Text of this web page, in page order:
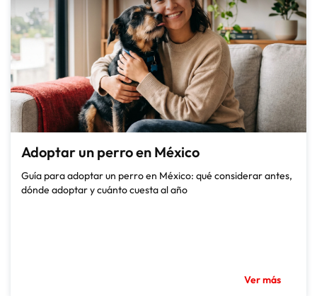
Adoptar un perro en México
Guía para adoptar un perro en México: qué considerar antes,
dónde adoptar y cuánto cuesta al año
Ver más